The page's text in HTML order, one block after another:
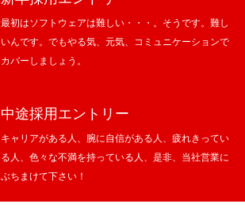
最初はソフトウェアは難しい・・・。そうです。難し
いんです。でもやる気、元気、コミュニケーションで
カバーしましょう。
中途採用エントリー
キャリアがある人、腕に自信がある人、疲れきってい
る人、色々な不満を持っている人、是非、当社営業に
ぶちまけて下さい！